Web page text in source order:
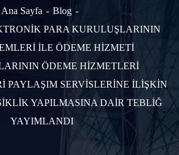
Ana Sayfa
Blog
PARA KURULUŞLARININ
İLE ÖDEME HİZMETİ
ÖDEME HİZMETLERİ
PAYLAŞIM SERVİSLERİNE İLİŞKİN
YAPILMASINA DAİR TEBLİĞ
YAYIMLANDI